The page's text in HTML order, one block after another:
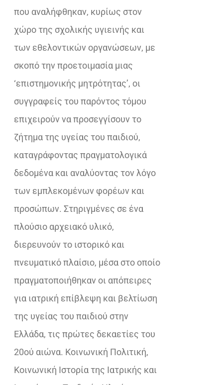
που αναλήφθηκαν, κυρίως στον
χώρο της σχολικής υγιεινής και
των εθελοντικών οργανώσεων, με
σκοπό την προετοιμασία μιας
‘επιστημονικής μητρότητας’, οι
συγγραφείς του παρόντος τόμου
επιχειρούν να προσεγγίσουν το
ζήτημα της υγείας του παιδιού,
καταγράφοντας πραγματολογικά
δεδομένα και αναλύοντας τον λόγο
των εμπλεκομένων φορέων και
προσώπων. Στηριγμένες σε ένα
πλούσιο αρχειακό υλικό,
διερευνούν το ιστορικό και
πνευματικό πλαίσιο, μέσα στο οποίο
πραγματοποιήθηκαν οι απόπειρες
για ιατρική επίβλεψη και βελτίωση
της υγείας του παιδιού στην
Ελλάδα, τις πρώτες δεκαετίες του
20ού αιώνα. Κοινωνική Πολιτική,
Κοινωνική Ιστορία της Ιατρικής και